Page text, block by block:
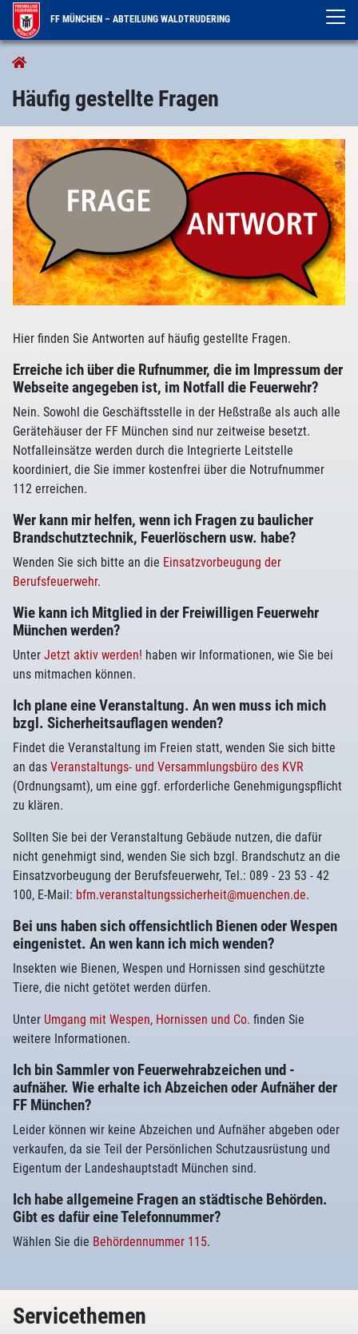
FF MÜNCHEN – ABTEILUNG WALDTRUDERING
Häufig gestellte Fragen
Hier finden Sie Antworten auf häufig gestellte Fragen.
Erreiche ich über die Rufnummer, die im Impressum der
Webseite angegeben ist, im Notfall die Feuerwehr?
Nein. Sowohl die Geschäftsstelle in der Heßstraße als auch alle
Gerätehäuser der FF München sind nur zeitweise besetzt.
Notfalleinsätze werden durch die Integrierte Leitstelle
koordiniert, die Sie immer kostenfrei über die Notrufnummer
112 erreichen.
Wer kann mir helfen, wenn ich Fragen zu baulicher
Brandschutztechnik, Feuerlöschern usw. habe?
Wenden Sie sich bitte an die Einsatzvorbeugung der
Berufsfeuerwehr.
Wie kann ich Mitglied in der Freiwilligen Feuerwehr
München werden?
Unter Jetzt aktiv werden! haben wir Informationen, wie Sie bei
uns mitmachen können.
Ich plane eine Veranstaltung. An wen muss ich mich
bzgl. Sicherheitsauflagen wenden?
Findet die Veranstaltung im Freien statt, wenden Sie sich bitte
an das Veranstaltungs- und Versammlungsbüro des KVR
(Ordnungsamt), um eine ggf. erforderliche Genehmigungspflicht
zu klären.
Sollten Sie bei der Veranstaltung Gebäude nutzen, die dafür
nicht genehmigt sind, wenden Sie sich bzgl. Brandschutz an die
Einsatzvorbeugung der Berufsfeuerwehr, Tel.: 089 - 23 53 - 42
100, E-Mail: bfm.veranstaltungssicherheit@muenchen.de.
Bei uns haben sich offensichtlich Bienen oder Wespen
eingenistet. An wen kann ich mich wenden?
Insekten wie Bienen, Wespen und Hornissen sind geschützte
Tiere, die nicht getötet werden dürfen.
Unter Umgang mit Wespen, Hornissen und Co. finden Sie
weitere Informationen.
Ich bin Sammler von Feuerwehrabzeichen und -
aufnäher. Wie erhalte ich Abzeichen oder Aufnäher der
FF München?
Leider können wir keine Abzeichen und Aufnäher abgeben oder
verkaufen, da sie Teil der Persönlichen Schutzausrüstung und
Eigentum der Landeshauptstadt München sind.
Ich habe allgemeine Fragen an städtische Behörden.
Gibt es dafür eine Telefonnummer?
Wählen Sie die Behördennummer 115.
Servicethemen